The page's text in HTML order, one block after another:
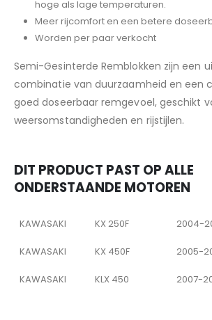
hoge als lage temperaturen.
Meer rijcomfort en een betere
Worden per paar verkocht
Semi-Gesinterde Remblokken zijn een
combinatie van duurzaamheid en een
goed doseerbaar remgevoel, geschikt
weersomstandigheden en rijstijlen.
DIT PRODUCT PAST OP ALLE
ONDERSTAANDE MOTOREN
KAWASAKI KX 250F 2004-
KAWASAKI KX 450F 2005-
KAWASAKI KLX 450 2007-